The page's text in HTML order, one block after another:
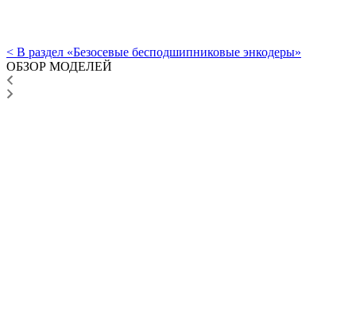
< В раздел «Безосевые бесподшипниковые энкодеры»
ОБЗОР МОДЕЛЕЙ